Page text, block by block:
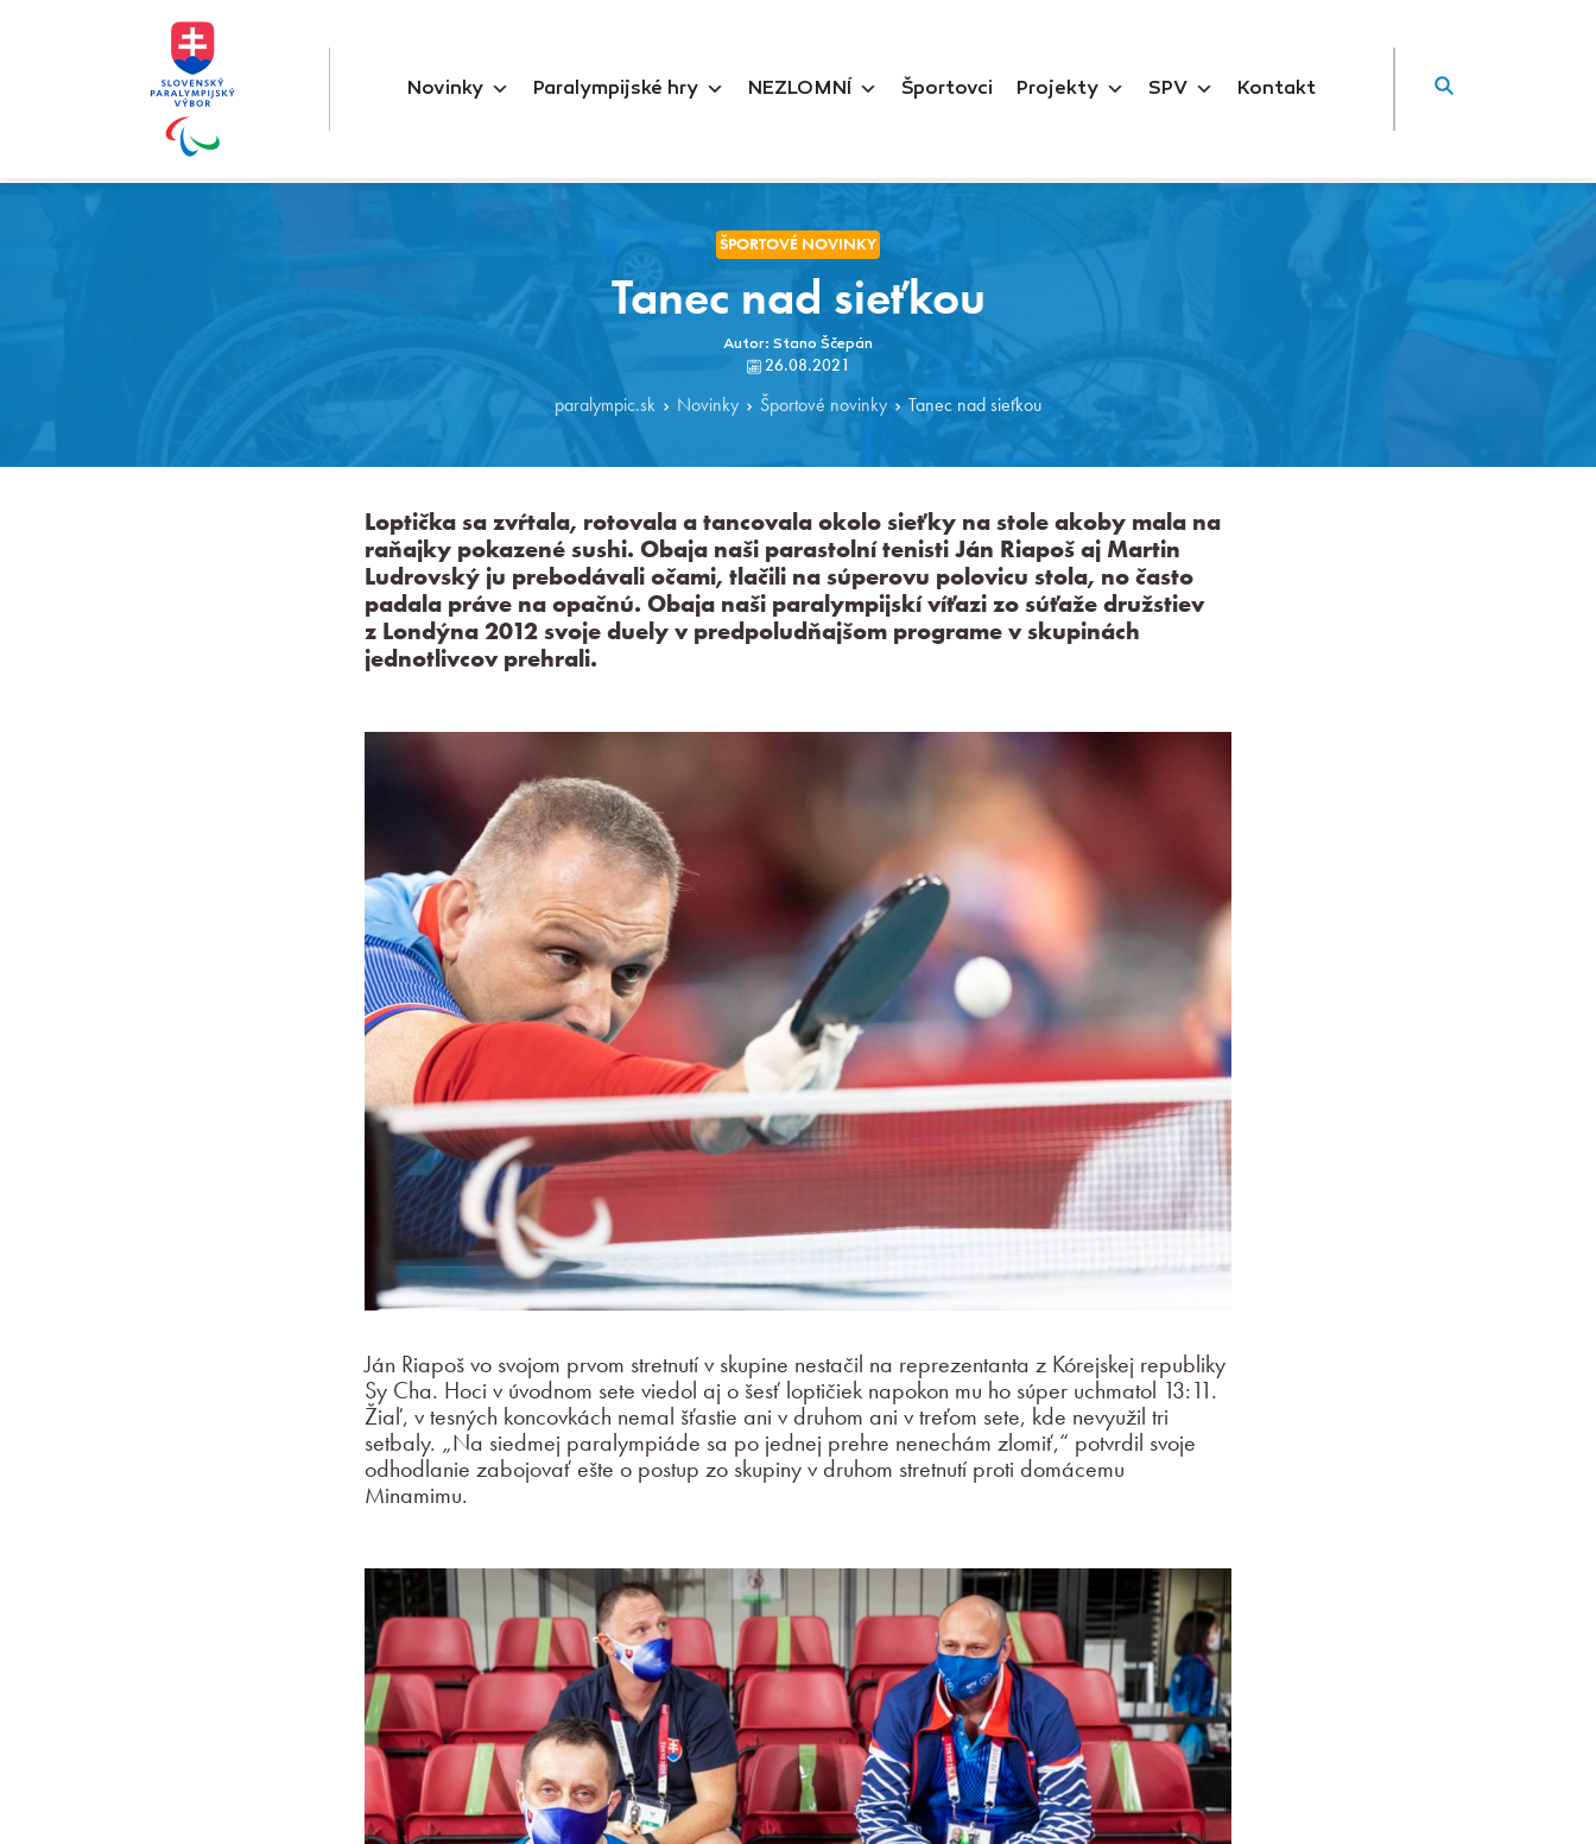
Novinky Paralympijské hry NEZLOMNÍ Športovci Projekty SPV Kontakt
ŠPORTOVÉ NOVINKY
Tanec nad sieťkou
Autor: Stano Ščepán
26.08.2021
paralympic.sk Novinky Športové novinky Tanec nad sieťkou
Loptička sa zvŕtala, rotovala a tancovala okolo sieťky na stole akoby mala na
raňajky pokazené sushi. Obaja naši parastolní tenisti Ján Riapoš aj Martin
Ludrovský ju prebodávali očami, tlačili na súperovu polovicu stola, no často
padala práve na opačnú. Obaja naši paralympijskí víťazi zo súťaže družstiev
z Londýna 2012 svoje duely v predpoludňajšom programe v skupinách
jednotlivcov prehrali.
Ján Riapoš vo svojom prvom stretnutí v skupine nestačil na reprezentanta z Kórejskej republiky
Sy Cha. Hoci v úvodnom sete viedol aj o šesť loptičiek napokon mu ho súper uchmatol 13:11.
Žiaľ, v tesných koncovkách nemal šťastie ani v druhom ani v treťom sete, kde nevyužil tri
setbaly. „Na siedmej paralympiáde sa po jednej prehre nenechám zlomiť,“ potvrdil svoje
odhodlanie zabojovať ešte o postup zo skupiny v druhom stretnutí proti domácemu
Minamimu.